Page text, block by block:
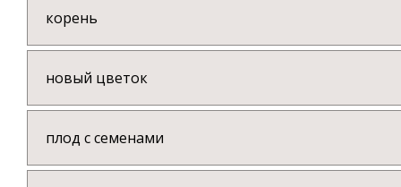
корень
новый цветок
плод с семенами